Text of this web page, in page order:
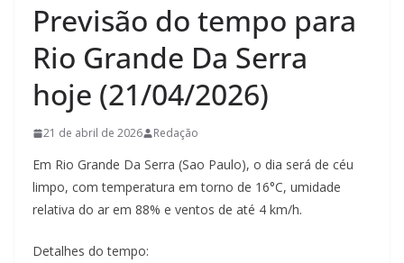
Previsão do tempo para
Rio Grande Da Serra
hoje (21/04/2026)
21 de abril de 2026 Redação
Em Rio Grande Da Serra (Sao Paulo), o dia será de céu
limpo, com temperatura em torno de 16°C, umidade
relativa do ar em 88% e ventos de até 4 km/h.
Detalhes do tempo: